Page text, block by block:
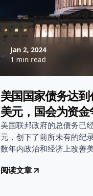
Jan 2, 2024
1 min read
美国国家债务达
美元，国会为资
美国联邦政府的总债务已
元，创下了前所未有的纪
数年内政治和经济上改善
阅读文章